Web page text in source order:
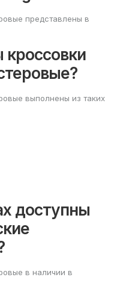
представлены в
кроссовки
выполнены из таких
доступны
в наличии в